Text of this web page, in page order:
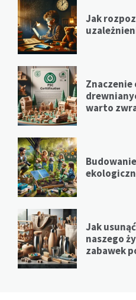
Jak
Znaczenie
warto
Jak
naszego
zabawek